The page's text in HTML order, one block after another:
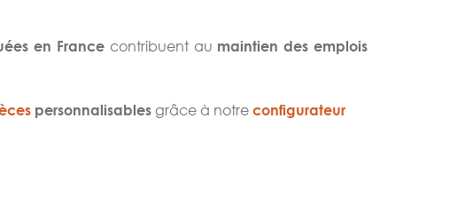
en Francecontribuent au maintien des emplois
personnalisables grâce à notre configurateur